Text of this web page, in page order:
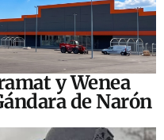
y Wenea
de Narón